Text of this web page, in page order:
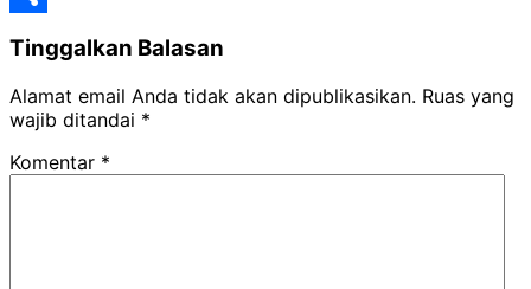
Tinggalkan Balasan
Alamat email Anda tidak akan dipublikasikan. Ruas yang
wajib ditandai *
Komentar *